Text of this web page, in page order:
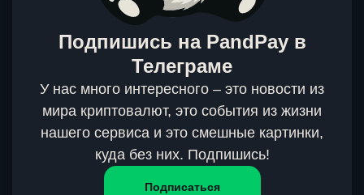
Подпишись на PandPay в
Телеграме
У нас много интересного – это новости из
мира криптовалют, это события из жизни
нашего сервиса и это смешные картинки,
куда без них. Подпишись!
Подписаться